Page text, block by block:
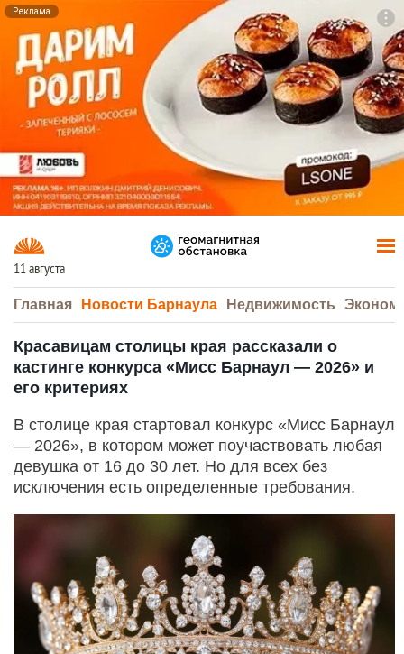
Реклама
11 августа
Главная Новости Барнаула Недвижимость
Красавицам столицы края рассказали о
кастинге конкурса «Мисс Барнаул — 2026» и
его критериях
В столице края стартовал конкурс «Мисс Барнаул
— 2026», в котором может поучаствовать любая
девушка от 16 до 30 лет. Но для всех без
исключения есть определенные требования.